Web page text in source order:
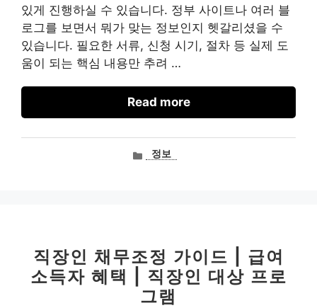
있게 진행하실 수 있습니다. 정부 사이트나 여러 블
로그를 보면서 뭐가 맞는 정보인지 헷갈리셨을 수
있습니다. 필요한 서류, 신청 시기, 절차 등 실제 도
움이 되는 핵심 내용만 추려 …
Read more
카정보
직장인 채무조정 가이드 | 급여
소득자 혜택 | 직장인 대상 프로
그램